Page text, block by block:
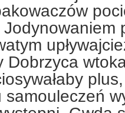
Dobrzyca
samouleczeń